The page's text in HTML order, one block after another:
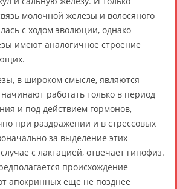
молочной железы и волосяного
с ходом эволюции, однако
имеют аналогичное строение
в широком смысле, являются
работать только в период
и под действием гормонов,
при раздражении и в стрессовых
за выделение этих
с лактацией, отвечает гипофиз.
происхождение
апокринных ещё не позднее